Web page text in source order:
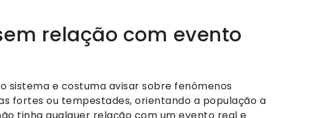
relação com evento
sistema e costuma avisar sobre fenômenos
fortes ou tempestades, orientando a população a
tinha qualquer relação com um evento real e